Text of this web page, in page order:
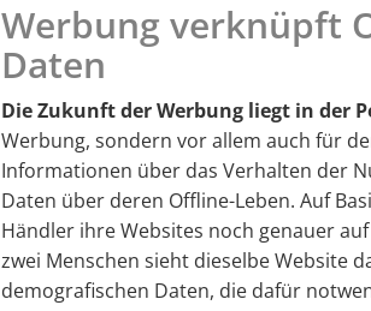
Werbung verknüpft
Daten
Die Zukunft der Werbung liegt in der
Werbung, sondern vor allem auch für
Informationen über das Verhalten der
Daten über deren Offline-Leben. Auf
Händler ihre Websites noch genauer
zwei Menschen sieht dieselbe Website
demografischen Daten, die dafür